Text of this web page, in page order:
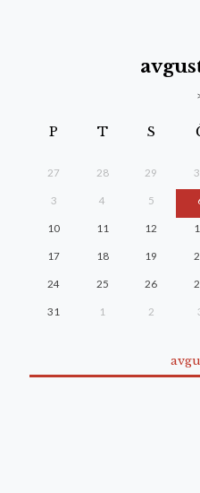
P T S
27 28 29
3 4 5
10 11 12
17 18 19
24 25 26
31 1 2